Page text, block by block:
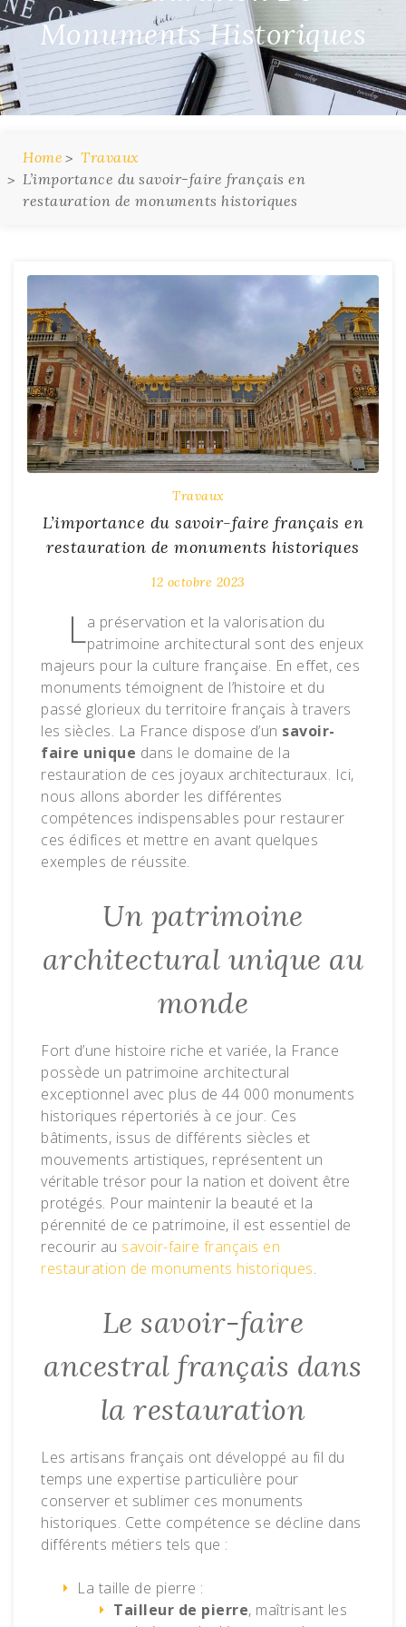
Monuments Historiques
Home
Travaux
L’importance du savoir-faire français en
restauration de monuments historiques
Travaux
L’importance du savoir-faire français en
restauration de monuments historiques
12 octobre 2023
La préservation et la valorisation du
patrimoine architectural sont des enjeux
majeurs pour la culture française. En effet, ces
monuments témoignent de l’histoire et du
passé glorieux du territoire français à travers
les siècles. La France dispose d’un savoir-
faire unique dans le domaine de la
restauration de ces joyaux architecturaux. Ici,
nous allons aborder les différentes
compétences indispensables pour restaurer
ces édifices et mettre en avant quelques
exemples de réussite.
Un patrimoine
architectural unique au
monde
Fort d’une histoire riche et variée, la France
possède un patrimoine architectural
exceptionnel avec plus de 44 000 monuments
historiques répertoriés à ce jour. Ces
bâtiments, issus de différents siècles et
mouvements artistiques, représentent un
véritable trésor pour la nation et doivent être
protégés. Pour maintenir la beauté et la
pérennité de ce patrimoine, il est essentiel de
recourir au savoir-faire français en
restauration de monuments historiques.
Le savoir-faire
ancestral français dans
la restauration
Les artisans français ont développé au fil du
temps une expertise particulière pour
conserver et sublimer ces monuments
historiques. Cette compétence se décline dans
différents métiers tels que :
La taille de pierre :
Tailleur de pierre, maîtrisant les